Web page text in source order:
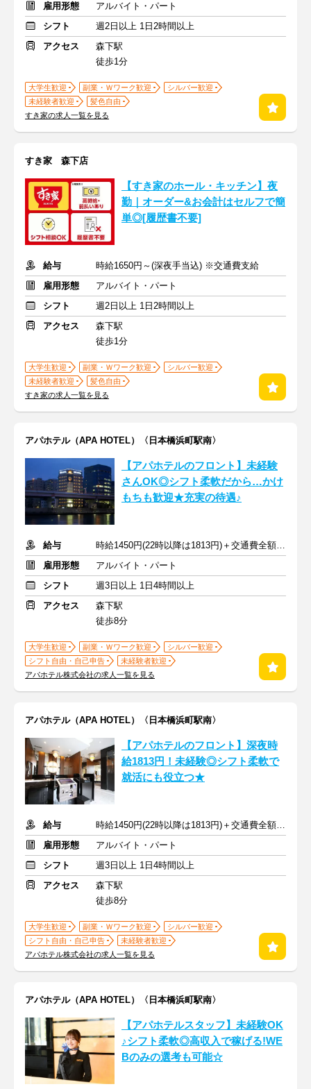
雇用形態
アルバイト・パート
シフト
週2日以上 1日2時間以上
アクセス
森下駅
徒歩1分
大学生歓迎 副業・Ｗワーク歓迎
シルバー歓迎
未経験者歓迎
髪色自由
すき家の求人一覧を見る
すき家 森下店
【すき家のホール・キッチン】夜
勤｜オーダー&お会計はセルフで簡
単◎[履歴書不要]
給与
時給1650円～(深夜手当込) ※交通費支給
雇用形態
アルバイト・パート
シフト
週2日以上 1日2時間以上
アクセス
森下駅
徒歩1分
大学生歓迎 副業・Ｗワーク歓迎
シルバー歓迎
未経験者歓迎
髪色自由
すき家の求人一覧を見る
アパホテル（APA HOTEL）〈日本橋浜町駅南〉
【アパホテルのフロント】未経験
さんOK◎シフト柔軟だから…かけ
もちも歓迎★充実の待遇♪
給与
時給1450円(22時以降は1813円)＋交通費全額支給
雇用形態
アルバイト・パート
シフト
週3日以上 1日4時間以上
アクセス
森下駅
徒歩8分
大学生歓迎 副業・Ｗワーク歓迎
シルバー歓迎
シフト自由・自己申告
未経験者歓迎
アパホテル株式会社の求人一覧を見る
アパホテル（APA HOTEL）〈日本橋浜町駅南〉
【アパホテルのフロント】深夜時
給1813円！未経験◎シフト柔軟で
就活にも役立つ★
給与
時給1450円(22時以降は1813円)＋交通費全額支給
雇用形態
アルバイト・パート
シフト
週3日以上 1日4時間以上
アクセス
森下駅
徒歩8分
大学生歓迎 副業・Ｗワーク歓迎
シルバー歓迎
シフト自由・自己申告
未経験者歓迎
アパホテル株式会社の求人一覧を見る
アパホテル（APA HOTEL）〈日本橋浜町駅南〉
【アパホテルスタッフ】未経験OK
♪シフト柔軟◎高収入で稼げる!WE
Bのみの選考も可能☆